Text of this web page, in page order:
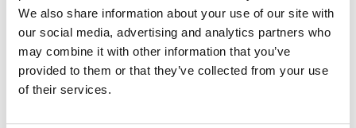
We also share information about your use of our site with
our social media, advertising and analytics partners who
may combine it with other information that you’ve
provided to them or that they’ve collected from your use
of their services.
Todo tiene un lugar